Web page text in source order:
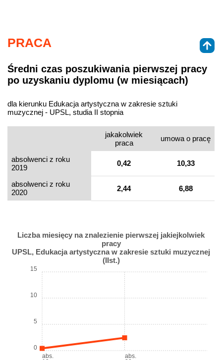
PRACA
Średni czas poszukiwania pierwszej pracy
po uzyskaniu dyplomu (w miesiącach)
dla kierunku Edukacja artystyczna w zakresie sztuki
muzycznej - UPSL, studia II stopnia
jakakolwiek
praca
umowa o pracę
absolwenci z roku
2019
0,42 10,33
absolwenci z roku
2020
2,44 6,88
Liczba miesięcy na znalezienie pierwszej jakiejkolwiek
pracy
UPSL, Edukacja artystyczna w zakresie sztuki muzycznej
(IIst.)
abs.
abs.
0
5
10
15